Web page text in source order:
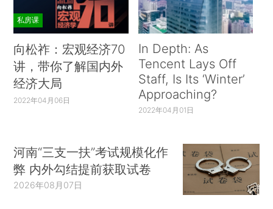
私房课
向松祚：宏观经济70
讲，带你了解国内外
经济大局
2022年04月06日
In Depth: As
Tencent Lays Off
Staff, Is Its ‘Winter’
Approaching?
2022年04月01日
河南“三支一扶”考试规模化作
弊 内外勾结提前获取试卷
2026年08月07日